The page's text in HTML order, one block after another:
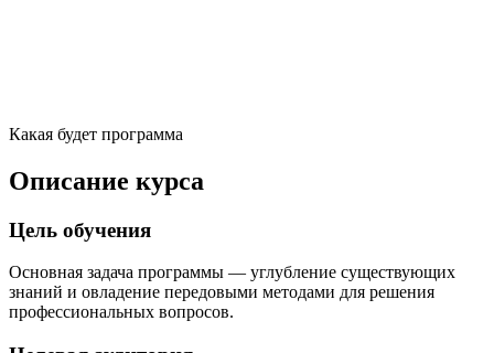
Какая будет программа
Описание курса
Цель обучения
Основная задача программы — углубление существующих
знаний и овладение передовыми методами для решения
профессиональных вопросов.